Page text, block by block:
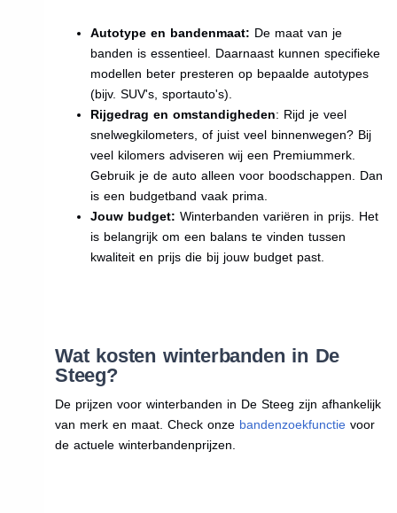
Autotype en bandenmaat: De maat van je
banden is essentieel. Daarnaast kunnen specifieke
modellen beter presteren op bepaalde autotypes
(bijv. SUV's, sportauto's).
Rijgedrag en omstandigheden: Rijd je veel
snelwegkilometers, of juist veel binnenwegen? Bij
veel kilomers adviseren wij een Premiummerk.
Gebruik je de auto alleen voor boodschappen. Dan
is een budgetband vaak prima.
Jouw budget: Winterbanden variëren in prijs. Het
is belangrijk om een balans te vinden tussen
kwaliteit en prijs die bij jouw budget past.
Wat kosten winterbanden in De
Steeg?
De prijzen voor winterbanden in De Steeg zijn afhankelijk
van merk en maat. Check onze bandenzoekfunctievoor
de actuele winterbandenprijzen.